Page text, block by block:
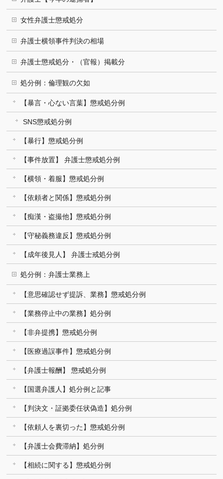
女性弁護士懲戒処分
弁護士横領事件判決の相場
弁護士懲戒処分・（官報）掲載分
処分例：倫理観の欠如
【暴言・心ない言葉】懲戒処分例
SNS懲戒処分例
【暴行】懲戒処分例
【事件放置】 弁護士懲戒処分例
【横領・着服】懲戒処分例
【依頼者と関係】懲戒処分例
【痴漢・盗撮他】懲戒処分例
【守秘義務違反】懲戒処分例
【成年後見人】 弁護士戒処分例
処分例：弁護士業務上
【意思確認せず提訴、業務】懲戒処分例
【業務停止中の業務】処分例
【非弁提携】懲戒処分例
【医療過誤事件】懲戒処分例
【弁護士報酬】 懲戒処分例
【国選弁護人】処分例と記事
【判決文・証拠委任状偽造】処分例
【依頼人を裏切った】懲戒処分例
【弁護士会費滞納】処分例
【相続に関する】懲戒処分例